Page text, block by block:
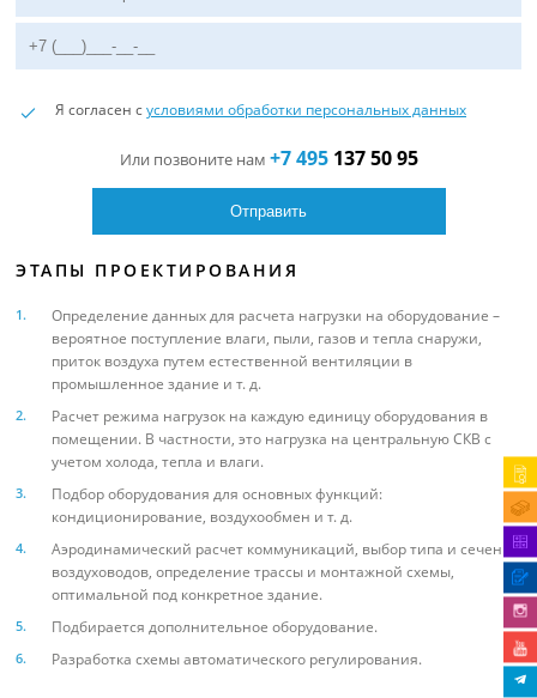
Я согласен сусловиями обработки персональных данных
Или позвоните нам +7 495137 50 95
ЭТАПЫ ПРОЕКТИРОВАНИЯ
Определение данных для расчета нагрузки на оборудование –
вероятное поступление влаги, пыли, газов и тепла снаружи,
приток воздуха путем естественной вентиляции в
промышленное здание и т. д.
Расчет режима нагрузок на каждую единицу оборудования в
помещении. В частности, это нагрузка на центральную СКВ с
учетом холода, тепла и влаги.
Подбор оборудования для основных функций:
кондиционирование, воздухообмен и т. д.
Аэродинамический расчет коммуникаций, выбор типа и сечения
воздуховодов, определение трассы и монтажной схемы,
оптимальной под конкретное здание.
Подбирается дополнительное оборудование.
Разработка схемы автоматического регулирования.